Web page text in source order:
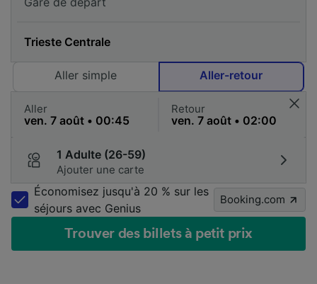
Aller simple Aller-retour
Aller Retour
1 Adulte (26-59)
Ajouter une carte
Économisez jusqu'à 20 % sur les
séjours avec Genius
Booking.com
Trouver des billets à petit prix